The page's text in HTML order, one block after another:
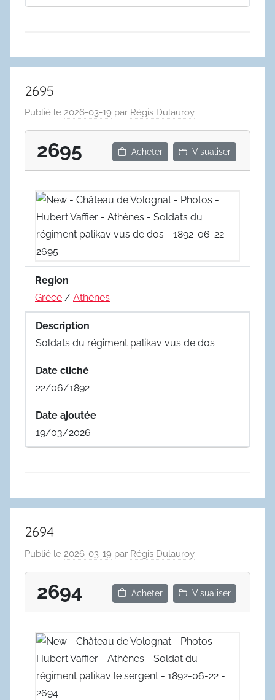
2695
Publié le 2026-03-19 par Régis Dulauroy
2695 Acheter Visualiser
Region
Grèce / Athènes
Description
Soldats du régiment palikav vus de dos
Date cliché
22/06/1892
Date ajoutée
19/03/2026
2694
Publié le 2026-03-19 par Régis Dulauroy
2694 Acheter Visualiser